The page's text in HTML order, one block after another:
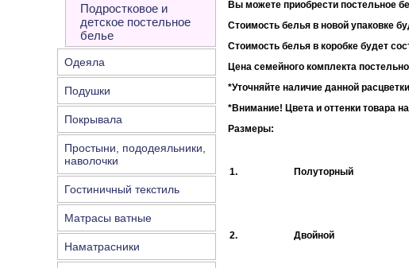
Подростковое и
детское постельное
белье
Одеяла
Подушки
Покрывала
Простыни, пододеяльники,
наволочки
Гостиничный текстиль
Матрасы ватные
Наматрасники
Вы можете приобрести постельное
Стоимость белья в новой упаковке
Стоимость белья в коробке будет
Цена семейного комплекта
*Уточняйте наличие данной
*Внимание! Цвета и оттенки товара
Размеры:
1. Полуторный
2. Двойной